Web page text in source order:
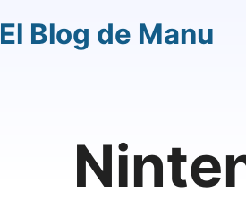
El Blog de Manu